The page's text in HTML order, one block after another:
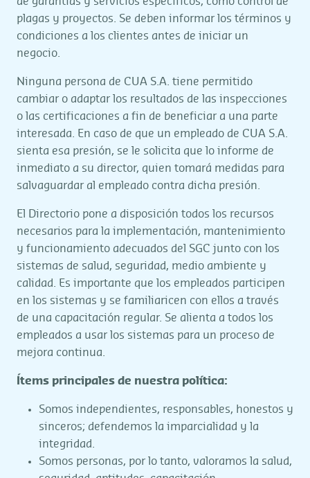
plagas y proyectos. Se deben informar los términos y
condiciones a los clientes antes de iniciar un
negocio.
Ninguna persona de CUA S.A. tiene permitido
cambiar o adaptar los resultados de las inspecciones
o las certificaciones a fin de beneficiar a una parte
interesada. En caso de que un empleado de CUA S.A.
sienta esa presión, se le solicita que lo informe de
inmediato a su director, quien tomará medidas para
salvaguardar al empleado contra dicha presión.
El Directorio pone a disposición todos los recursos
necesarios para la implementación, mantenimiento
y funcionamiento adecuados del SGC junto con los
sistemas de salud, seguridad, medio ambiente y
calidad. Es importante que los empleados participen
en los sistemas y se familiaricen con ellos a través
de una capacitación regular. Se alienta a todos los
empleados a usar los sistemas para un proceso de
mejora continua.
Ítems principales de nuestra política:
Somos independientes, responsables, honestos y
sinceros; defendemos la imparcialidad y la
integridad.
Somos personas, por lo tanto, valoramos la salud,